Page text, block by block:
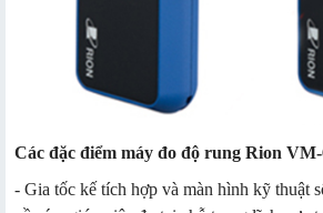
Các đặc điểm máy đo độ rung Rion
- Gia tốc kế tích hợp và màn hình kỹ thuật